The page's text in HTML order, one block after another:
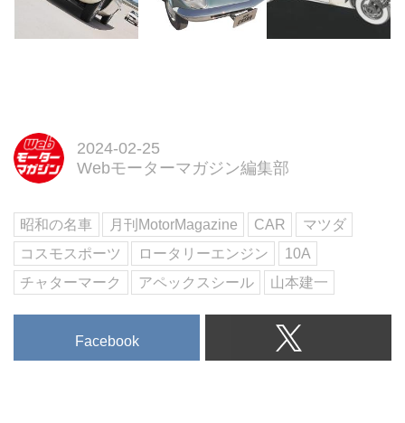
2024-02-25
Webモーターマガジン編集部
昭和の名車 月刊MotorMagazine CAR
マツダ
コスモスポーツ
ロータリーエンジン
10A
チャターマーク
アペックスシール 山本建一
Facebook